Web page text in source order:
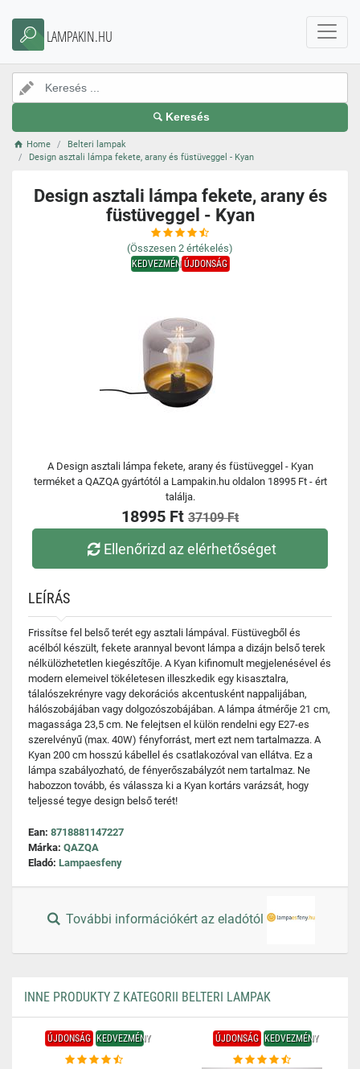
LAMPAKIN.HU
Keresés
Home
Belteri lampak
Design asztali lámpa fekete, arany és füstüveggel - Kyan
Design asztali lámpa fekete, arany és
füstüveggel - Kyan
(Összesen 2 értékelés)
KEDVEZMÉNYÚJDONSÁG
A Design asztali lámpa fekete, arany és füstüveggel - Kyan
terméket a QAZQA gyártótól a Lampakin.hu oldalon 18995 Ft - ért
találja.
18995 Ft 37109 Ft
Ellenőrizd az elérhetőséget
LEÍRÁS
Frissítse fel belső terét egy asztali lámpával. Füstüvegből és
acélból készült, fekete arannyal bevont lámpa a dizájn belső terek
nélkülözhetetlen kiegészítője. A Kyan kifinomult megjelenésével és
modern elemeivel tökéletesen illeszkedik egy kisasztalra,
tálalószekrényre vagy dekorációs akcentusként nappalijában,
hálószobájában vagy dolgozószobájában. A lámpa átmérője 21 cm,
magassága 23,5 cm. Ne felejtsen el külön rendelni egy E27-es
szerelvényű (max. 40W) fényforrást, mert ezt nem tartalmazza. A
Kyan 200 cm hosszú kábellel és csatlakozóval van ellátva. Ez a
lámpa szabályozható, de fényerőszabályzót nem tartalmaz. Ne
habozzon tovább, és válassza ki a Kyan kortárs varázsát, hogy
teljessé tegye design belső terét!
Ean: 8718881147227
Márka: QAZQA
Eladó: Lampaesfeny
További információkért az eladótól
INNE PRODUKTY Z KATEGORII BELTERI LAMPAK
ÚJDONSÁG KEDVEZMÉNY ÚJDONSÁG KEDVEZMÉNY